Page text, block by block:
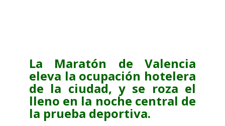
La Maratón de Valencia
eleva la ocupación hotelera
de la ciudad, y se roza el
lleno en la noche central de
la prueba deportiva.